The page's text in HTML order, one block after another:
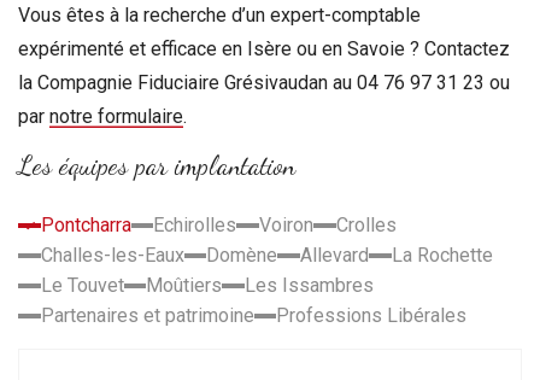
Expertise judiciaire
Coin des affaires
Lucien
Vous êtes à la recherche d’un expert-comptable
expérimenté et efficace en Isère ou en Savoie ? Contactez
la Compagnie Fiduciaire Grésivaudan au 04 76 97 31 23 ou
par notre formulaire.
Les équipes par implantation
Pontcharra Echirolles Voiron
Crolles
Challes-les-Eaux
Domène Allevard
La Rochette
Le Touvet
Moûtiers
Les Issambres
Partenaires et patrimoine
Professions Libérales